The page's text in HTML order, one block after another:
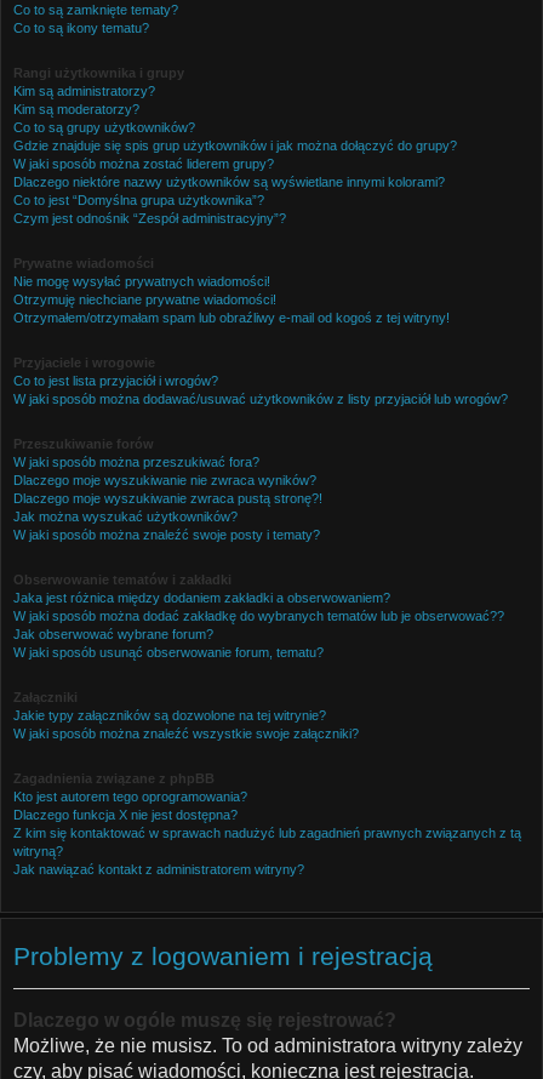
Co to są zamknięte tematy?
Co to są ikony tematu?
Rangi użytkownika i grupy
Kim są administratorzy?
Kim są moderatorzy?
Co to są grupy użytkowników?
Gdzie znajduje się spis grup użytkowników i jak można dołączyć do grupy?
W jaki sposób można zostać liderem grupy?
Dlaczego niektóre nazwy użytkowników są wyświetlane innymi kolorami?
Co to jest “Domyślna grupa użytkownika”?
Czym jest odnośnik “Zespół administracyjny”?
Prywatne wiadomości
Nie mogę wysyłać prywatnych wiadomości!
Otrzymuję niechciane prywatne wiadomości!
Otrzymałem/otrzymałam spam lub obraźliwy e-mail od kogoś z tej witryny!
Przyjaciele i wrogowie
Co to jest lista przyjaciół i wrogów?
W jaki sposób można dodawać/usuwać użytkowników z listy przyjaciół lub wrogów?
Przeszukiwanie forów
W jaki sposób można przeszukiwać fora?
Dlaczego moje wyszukiwanie nie zwraca wyników?
Dlaczego moje wyszukiwanie zwraca pustą stronę?!
Jak można wyszukać użytkowników?
W jaki sposób można znaleźć swoje posty i tematy?
Obserwowanie tematów i zakładki
Jaka jest różnica między dodaniem zakładki a obserwowaniem?
W jaki sposób można dodać zakładkę do wybranych tematów lub je obserwować??
Jak obserwować wybrane forum?
W jaki sposób usunąć obserwowanie forum, tematu?
Załączniki
Jakie typy załączników są dozwolone na tej witrynie?
W jaki sposób można znaleźć wszystkie swoje załączniki?
Zagadnienia związane z phpBB
Kto jest autorem tego oprogramowania?
Dlaczego funkcja X nie jest dostępna?
Z kim się kontaktować w sprawach nadużyć lub zagadnień prawnych związanych z tą
witryną?
Jak nawiązać kontakt z administratorem witryny?
Problemy z logowaniem i rejestracją
Dlaczego w ogóle muszę się rejestrować?
Możliwe, że nie musisz. To od administratora witryny zależy
czy, aby pisać wiadomości, konieczna jest rejestracja.